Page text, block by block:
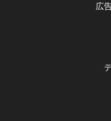
広